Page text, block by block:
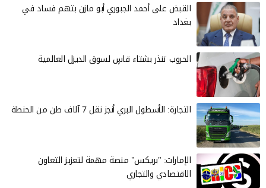
القبض على أحمد الجبوري أبو مازن بتهم فساد في
بغداد
الحروب تنذر بشتاء قاسٍ لسوق الديزل العالمية
التجارة: الأسطول البري أنجز نقل 7 آلاف طن من الحنطة
الإمارات: "بريكس" منصة مهمة لتعزيز التعاون
الاقتصادي والتجاري